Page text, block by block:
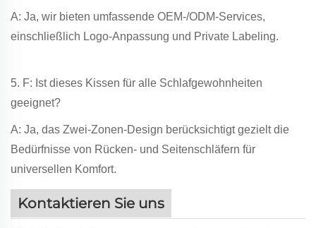
A: Ja, wir bieten umfassende OEM-/ODM-Services,
einschließlich Logo-Anpassung und Private Labeling.
5. F: Ist dieses Kissen für alle Schlafgewohnheiten
geeignet?
A: Ja, das Zwei-Zonen-Design berücksichtigt gezielt die
Bedürfnisse von Rücken- und Seitenschläfern für
universellen Komfort.
Kontaktieren Sie uns